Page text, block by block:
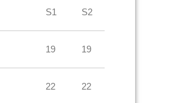
S1 S2
19 19
22 22